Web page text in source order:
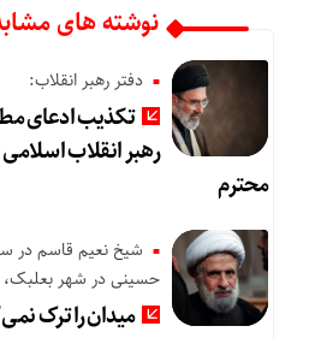
نوشته های
دفتر رهبر انقلاب:
تکذیب ادعای
رهبر انقلاب
محترم
شیخ نعیم قاسم در
حسینی در شهر بعلبک،
میدان را ترک